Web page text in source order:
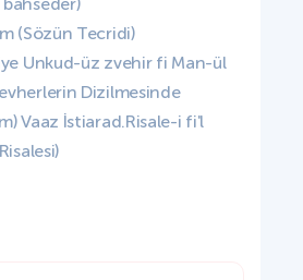
(Sözün Tecridi)
Unkud-üz zvehir fi Man-ül
Dizilmesinde
Vaaz İstiarad.Risale-i fi'l